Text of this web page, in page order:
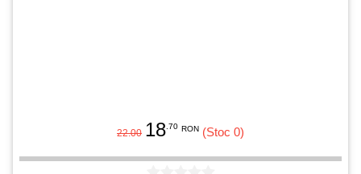
22.00 18 .70 RON (Stoc 0)